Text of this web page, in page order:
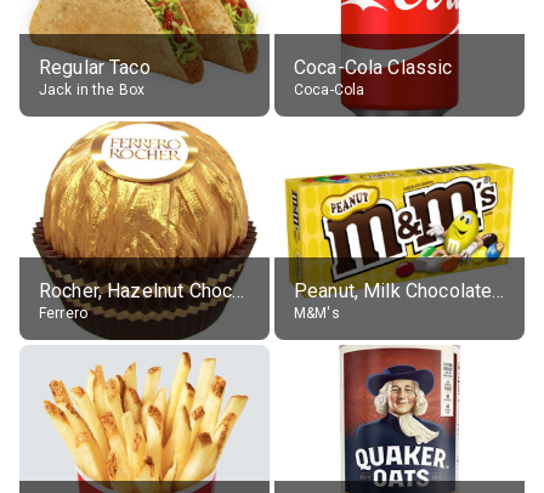
Regular Taco
Jack in the Box
Coca-Cola Classic
Coca-Cola
Rocher, Hazelnut Chocolate Ball
Ferrero
Peanut, Milk Chocolate Candies
M&M's